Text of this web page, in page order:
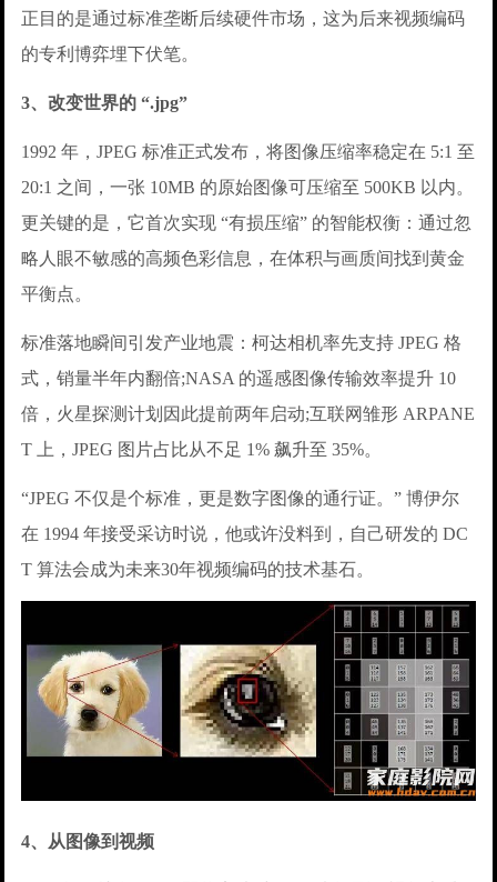
正目的是通过标准垄断后续硬件市场，这为后来视频编码
的专利博弈埋下伏笔。
3、改变世界的 “.jpg”
1992 年，JPEG 标准正式发布，将图像压缩率稳定在 5:1 至
20:1 之间，一张 10MB 的原始图像可压缩至 500KB 以内。
更关键的是，它首次实现 “有损压缩” 的智能权衡：通过忽
略人眼不敏感的高频色彩信息，在体积与画质间找到黄金
平衡点。
标准落地瞬间引发产业地震：柯达相机率先支持 JPEG 格
式，销量半年内翻倍;NASA 的遥感图像传输效率提升 10
倍，火星探测计划因此提前两年启动;互联网雏形 ARPANE
T 上，JPEG 图片占比从不足 1% 飙升至 35%。
“JPEG 不仅是个标准，更是数字图像的通行证。” 博伊尔
在 1994 年接受采访时说，他或许没料到，自己研发的 DC
T 算法会成为未来30年视频编码的技术基石。
4、从图像到视频